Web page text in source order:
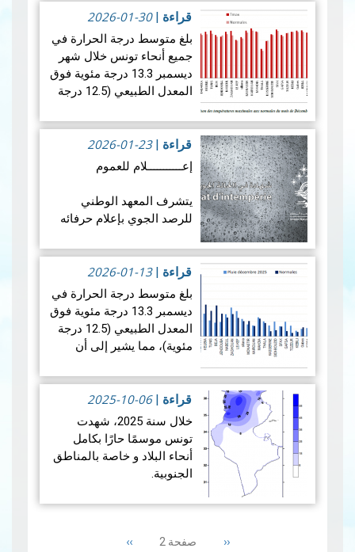
قراءة |
2026-01-30
بلغ متوسط ​​درجة الحرارة في
جميع أنحاء تونس خلال شهر
ديسمبر 13.3 درجة مئوية فوق
المعدل الطبيعي (12.5 درجة
كان أكثر دفئًا نسبيًا من
المتوسط. ويكشف تحليل…
قراءة المزيد
قراءة |
2026-01-23
إعـــــــــــلام للعموم
يتشرف المعهد الوطني
للرصد الجوي بإعلام حرفائه
شهادة في الحالة الجوية
القصوى (CERTIFICAT
D’INTEMPÉRIE)، قصد
الاستظهار بها لدى شركات
ال…
قراءة المزيد
قراءة |
2026-01-13
بلغ متوسط ​​درجة الحرارة في
ديسمبر 13.3 درجة مئوية فوق
المعدل الطبيعي (12.5 درجة
مئوية)، مما يشير إلى أن
المتوسط. ويكشف تحليل
بيانات هطول الأمطار لشه…
قراءة المزيد
قراءة |
2025-10-06
خلال سنة 2025، شهدت
تونس موسمًا حارًا بكامل
أنحاء البلاد و خاصة بالمناطق
الجنوبية.
هذا و قد بلغت معدلات
أعلى من المعدلات العادية بـPrevious
‹‹ صفحة 2 Next
››